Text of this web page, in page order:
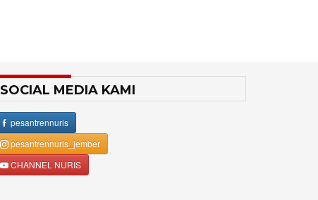
SOCIAL MEDIA KAMI
pesantrennuris
pesantrennuris_jember
CHANNEL NURIS